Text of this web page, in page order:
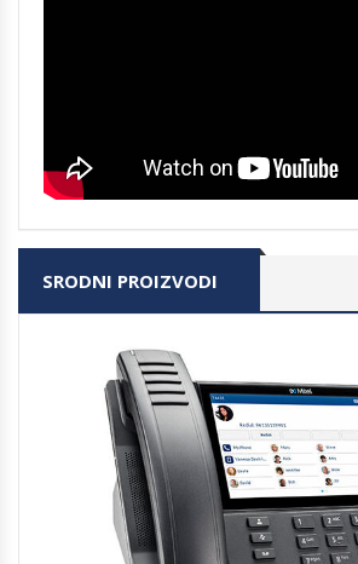
SRODNI PROIZVODI